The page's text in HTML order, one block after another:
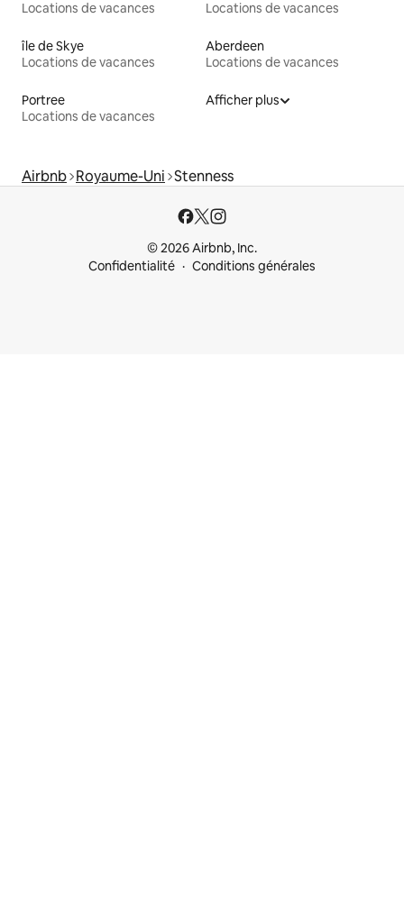
Locations de vacances
Locations de vacances
île de Skye
Locations de vacances
Aberdeen
Locations de vacances
Portree
Locations de vacances
Afficher plus
Airbnb Royaume-Uni Stenness
© 2026 Airbnb, Inc.
Confidentialité
Conditions générales